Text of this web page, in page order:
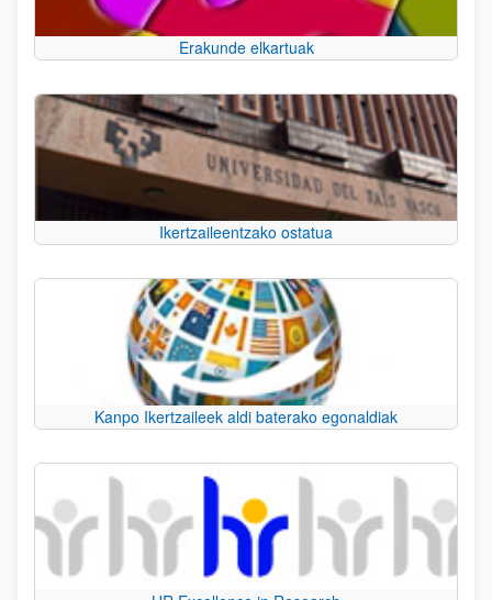
Erakunde elkartuak
Ikertzaileentzako ostatua
Kanpo Ikertzaileek aldi baterako egonaldiak